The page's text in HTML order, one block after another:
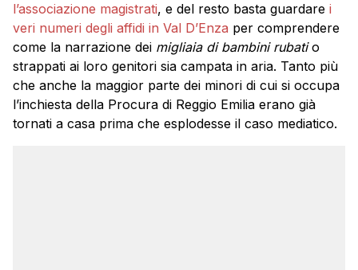
l’associazione magistrati, e del resto basta guardare i
veri numeri degli affidi in Val D’Enza per comprendere
come la narrazione dei migliaia di bambini rubatio
strappati ai loro genitori sia campata in aria. Tanto più
che anche la maggior parte dei minori di cui si occupa
l’inchiesta della Procura di Reggio Emilia erano già
tornati a casa prima che esplodesse il caso mediatico.